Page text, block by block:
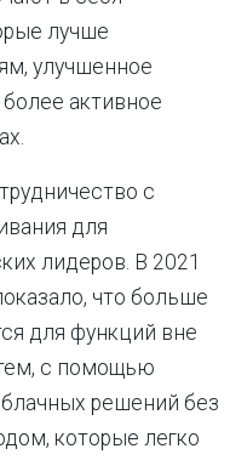
лучше
улучшенное
активное
с
для
лидеров. В 2021
что больше
для функций вне
с помощью
решений без
которые легко